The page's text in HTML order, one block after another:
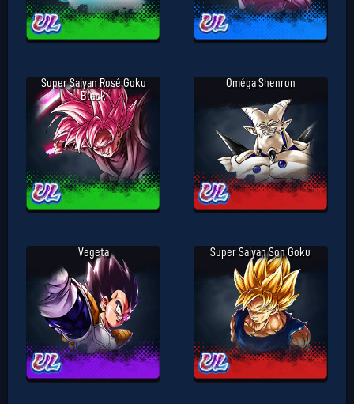
Super Saiyan Rosé Goku
Black
Oméga Shenron
Vegeta Super Saiyan Son Goku